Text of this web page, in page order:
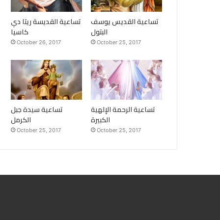
تساعية القديسة ريتا دي
كاسيا
October 26, 2017
تساعية القديس يوسف
البتول
October 25, 2017
تساعية سيدة جبل
الكرمل
October 25, 2017
تساعية الرحمة الإلهية
الكبيرة
October 25, 2017